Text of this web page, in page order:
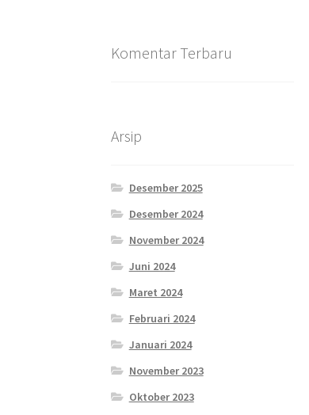
Komentar Terbaru
Arsip
Desember 2025
Desember 2024
November 2024
Juni 2024
Maret 2024
Februari 2024
Januari 2024
November 2023
Oktober 2023